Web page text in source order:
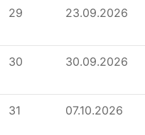
29 23.09.2026
30 30.09.2026
31 07.10.2026